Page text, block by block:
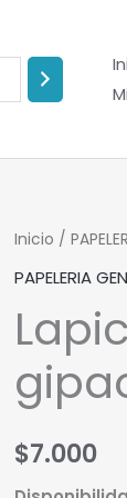
Inicio /
PAPELERIA
$7.000
Lapicero
x
fluorescente
gipao
cantidad